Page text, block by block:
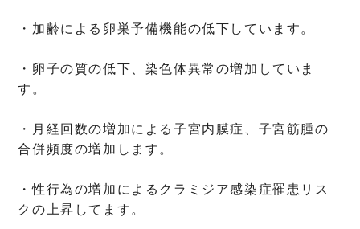
・加齢による卵巣予備機能の低下しています。
・卵子の質の低下、染色体異常の増加していま
す。
・月経回数の増加による子宮内膜症、子宮筋腫の
合併頻度の増加します。
・性行為の増加によるクラミジア感染症罹患リス
クの上昇してます。